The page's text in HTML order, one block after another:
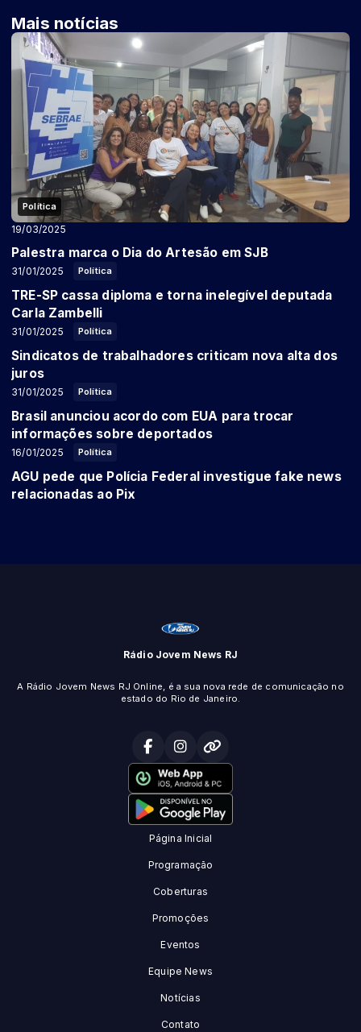
Mais notícias
Política
19/03/2025
Palestra marca o Dia do Artesão em SJB
Política
31/01/2025
TRE-SP cassa diploma e torna inelegível deputada
Carla Zambelli
Política
31/01/2025
Sindicatos de trabalhadores criticam nova alta dos
juros
Política
31/01/2025
Brasil anunciou acordo com EUA para trocar
informações sobre deportados
Política
16/01/2025
AGU pede que Polícia Federal investigue fake news
relacionadas ao Pix
Rádio Jovem News RJ
A Rádio Jovem News RJ Online, é a sua nova rede de comunicação no
estado do Rio de Janeiro.
Página Inicial
Programação
Coberturas
Promoções
Eventos
Equipe News
Notícias
Contato